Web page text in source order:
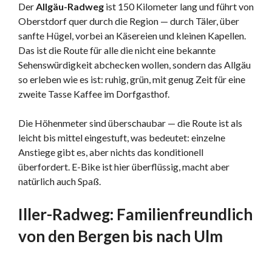
DerAllgäu-Radweg ist 150 Kilometer lang und führt von
Oberstdorf quer durch die Region — durch Täler, über
sanfte Hügel, vorbei an Käsereien und kleinen Kapellen.
Das ist die Route für alle die nicht eine bekannte
Sehenswürdigkeit abchecken wollen, sondern das Allgäu
so erleben wie es ist: ruhig, grün, mit genug Zeit für eine
zweite Tasse Kaffee im Dorfgasthof.
Die Höhenmeter sind überschaubar — die Route ist als
leicht bis mittel eingestuft, was bedeutet: einzelne
Anstiege gibt es, aber nichts das konditionell
überfordert. E-Bike ist hier überflüssig, macht aber
natürlich auch Spaß.
Iller-Radweg: Familienfreundlich
von den Bergen bis nach Ulm